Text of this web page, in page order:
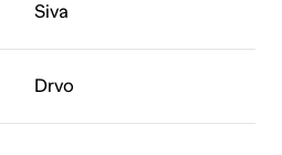
Siva
Drvo